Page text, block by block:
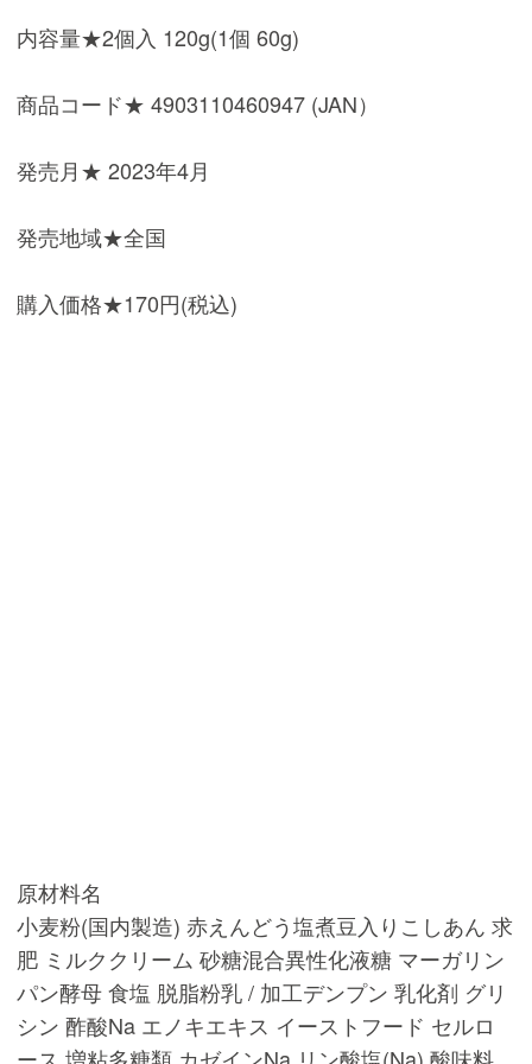
内容量★2個入 120g(1個 60g)
商品コード★ 4903110460947 (JAN）
発売月★ 2023年4月
発売地域★全国
購入価格★170円(税込)
原材料名
小麦粉(国内製造) 赤えんどう塩煮豆入りこしあん 求
肥 ミルククリーム 砂糖混合異性化液糖 マーガリン
パン酵母 食塩 脱脂粉乳 / 加工デンプン 乳化剤 グリ
シン 酢酸Na エノキエキス イーストフード セルロ
ース 増粘多糖類 カゼインNa リン酸塩(Na) 酸味料